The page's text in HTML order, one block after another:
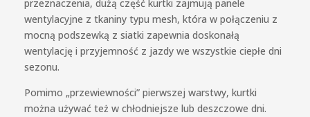
przeznaczenia, dużą część kurtki zajmują panele
wentylacyjne z tkaniny typu mesh, która w połączeniu z
mocną podszewką z siatki zapewnia doskonałą
wentylację i przyjemność z jazdy we wszystkie ciepłe dni
sezonu.
Pomimo „przewiewności” pierwszej warstwy, kurtki
można używać też w chłodniejsze lub deszczowe dni.